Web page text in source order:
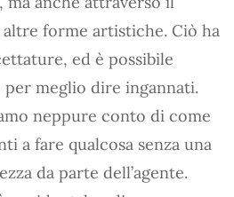
altre forme artistiche. Ciò ha
ed è possibile
per meglio dire ingannati.
neppure conto di come
a fare qualcosa senza una
da parte dell’agente.